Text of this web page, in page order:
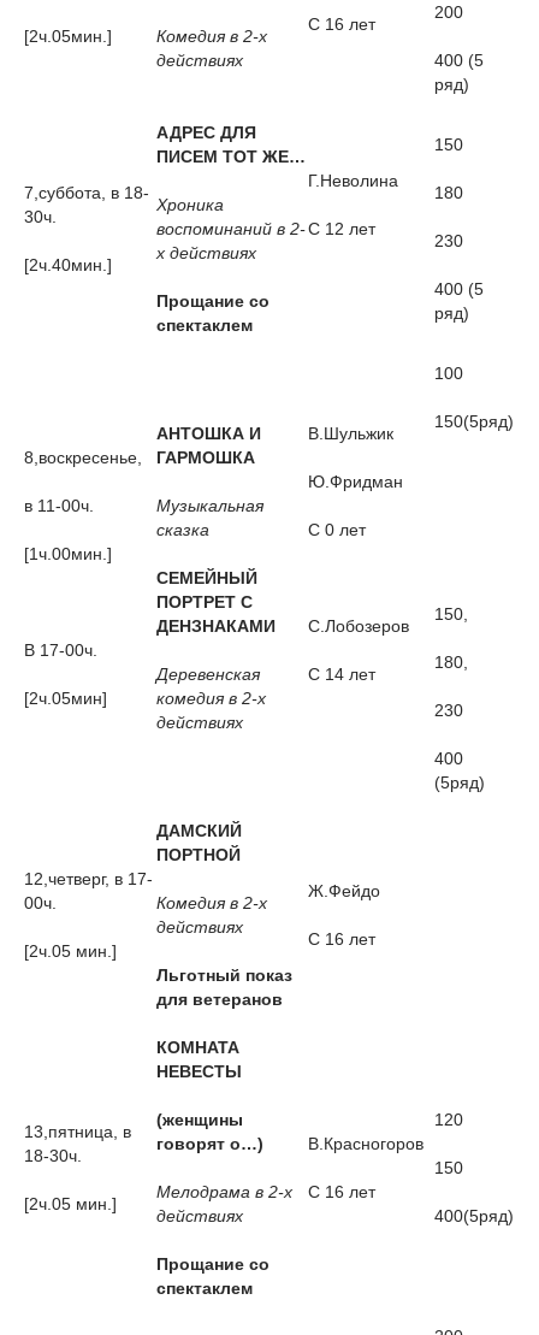
[2ч.05мин.]
Комедия в 2-х
действиях
С 16 лет
200
400 (5
ряд)
7,суббота, в 18-
30ч.
[2ч.40мин.]
АДРЕС ДЛЯ
ПИСЕМ ТОТ ЖЕ…
Хроника
воспоминаний в 2-
х действиях
Прощание со
спектаклем
Г.Неволина
С 12 лет
150
180
230
400 (5
ряд)
8,воскресенье,
в 11-00ч.
[1ч.00мин.]
В 17-00ч.
[2ч.05мин]
АНТОШКА И
ГАРМОШКА
Музыкальная
сказка
СЕМЕЙНЫЙ
ПОРТРЕТ С
ДЕНЗНАКАМИ
Деревенская
комедия в 2-х
действиях
В.Шульжик
Ю.Фридман
С 0 лет
С.Лобозеров
С 14 лет
100
150(5ряд)
150,
180,
230
400
(5ряд)
12,четверг, в 17-
00ч.
[2ч.05 мин.]
ДАМСКИЙ
ПОРТНОЙ
Комедия в 2-х
действиях
Льготный показ
для ветеранов
Ж.Фейдо
С 16 лет
13,пятница, в
18-30ч.
[2ч.05 мин.]
КОМНАТА
НЕВЕСТЫ
(женщины
говорят о…)
Мелодрама в 2-х
действиях
Прощание со
спектаклем
В.Красногоров
С 16 лет
120
150
400(5ряд)